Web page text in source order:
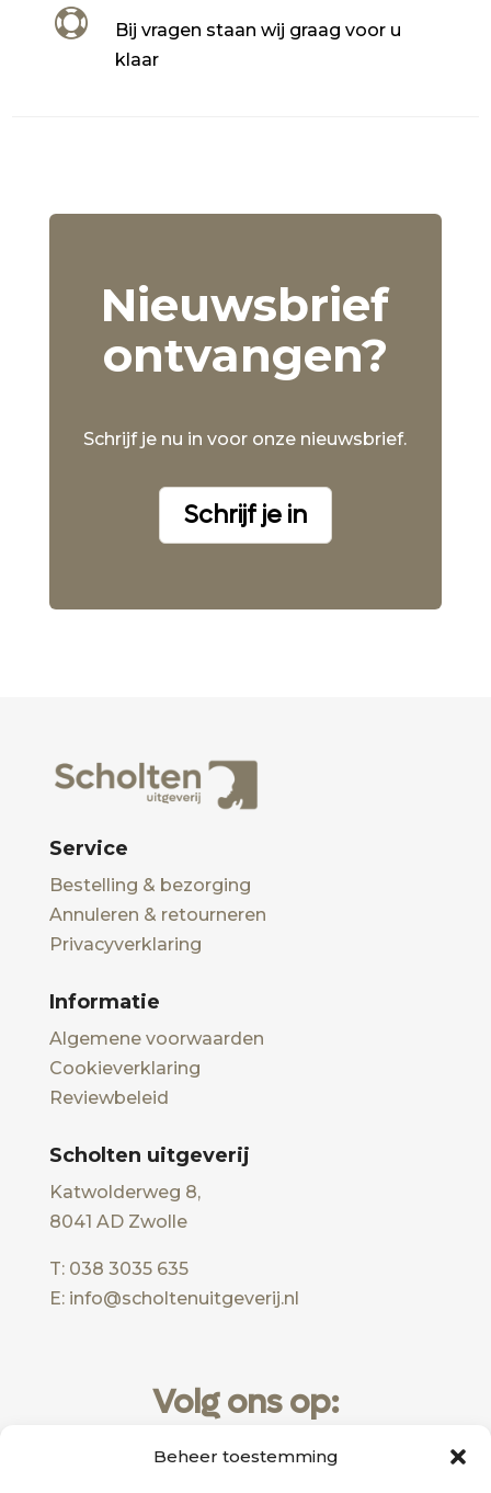
Beheer toestemming

Bij vragen staan wij graag voor u
klaar
Nieuwsbrief
ontvangen?
Schrijf je nu in voor onze nieuwsbrief.
Schrijf je in
Service
Bestelling & bezorging
Annuleren & retourneren
Privacyverklaring
Informatie
Algemene voorwaarden
Cookieverklaring
Reviewbeleid
Scholten uitgeverij
Katwolderweg 8,
8041 AD Zwolle
T: 038 3035 635
E: info@scholtenuitgeverij.nl
Volg ons op: